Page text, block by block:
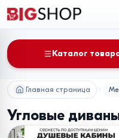
Каталог
Главная страница
Угловые